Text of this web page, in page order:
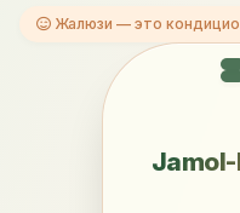
Жалюзи — это